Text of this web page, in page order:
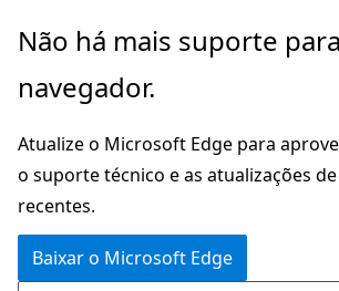
Pular
o
principal
Ignore
passe
a
navegação
na
página
Não há mais suporte
navegador.
Atualize o Microsoft Edge para
o suporte técnico e as atualizações
recentes.
Baixar o Microsoft Edge